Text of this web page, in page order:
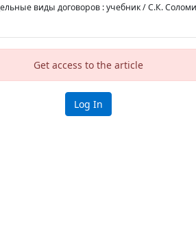
виды договоров : учебник / С.К.
Get access to the article
Log In